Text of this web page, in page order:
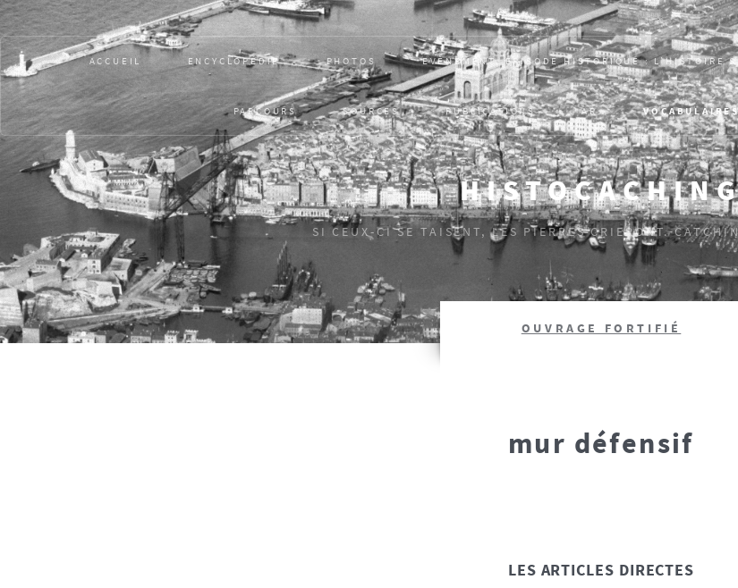
SI CEUX-CI SE TAISENT, LES PIERRES CRIERONT.
ACCUEIL ENCYCLOPÉDIE PHOTOS EVÈNEMENT, ÉPISODE HISTORIQUE : L’HISTOIRE
PARCOURS SOURCES PUBLICATIONS AR
OUVRAGE FORTIFIÉ
mur défensif
LES ARTICLES DIRECTES